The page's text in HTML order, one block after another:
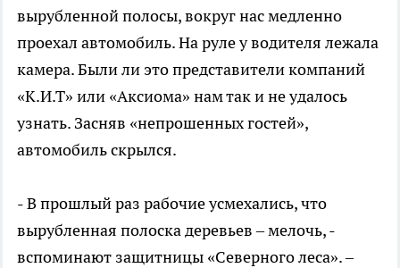
вырубленной полосы, вокруг нас медленно
проехал автомобиль. На руле у водителя лежала
камера. Были ли это представители компаний
«К.И.Т» или «Аксиома» нам так и не удалось
узнать. Засняв «непрошенных гостей»,
автомобиль скрылся.
- В прошлый раз рабочие усмехались, что
вырубленная полоска деревьев – мелочь, -
вспоминают защитницы «Северного леса». –